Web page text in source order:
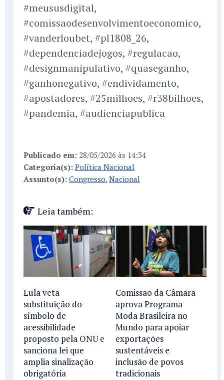
#meususdigital,
#comissaodesenvolvimentoeconomico,
#vanderloubet, #pl1808_26,
#dependenciadejogos, #regulacao,
#designmanipulativo, #quaseganho,
#ganhonegativo, #endividamento,
#apostadores, #25milhoes, #r38bilhoes,
#pandemia, #audienciapublica
Publicado em: 28/05/2026 às 14:34
Categoria(s): Política Nacional
Assunto(s): Congresso, Nacional
Leia também:
Lula veta
substituição do
símbolo de
acessibilidade
proposto pela ONU e
sanciona lei que
amplia sinalização
obrigatória
Comissão da Câmara
aprova Programa
Moda Brasileira no
Mundo para apoiar
exportações
sustentáveis e
inclusão de povos
tradicionais